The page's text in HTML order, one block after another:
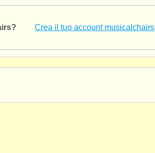
Crea il tuo account musicalchairs